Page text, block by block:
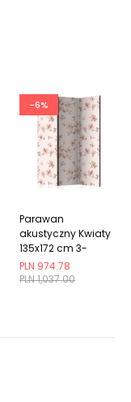
-6%
PLN 1,037.00
PLN 974.78
Parawan
akustyczny Kwiaty
135x172 cm 3-
częściowy biały